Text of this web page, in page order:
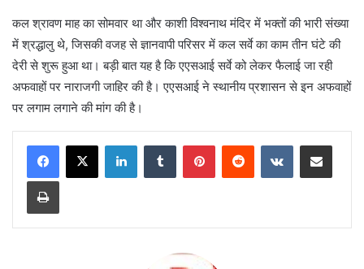
कल श्रावण माह का सोमवार था और काशी विश्वनाथ मंदिर में भक्तों की भारी संख्या
में श्रद्धालु थे, जिसकी वजह से ज्ञानवापी परिसर में कल सर्वे का काम तीन घंटे की
देरी से शुरू हुआ था। बड़ी बात यह है कि एएसआई सर्वे को लेकर फैलाई जा रही
अफवाहों पर नाराजगी जाहिर की है। एएसआई ने स्थानीय प्रशासन से इन अफवाहों
पर लगाम लगाने की मांग की है।
LinkedInTumblr PinterestReddit VKontakteShare via Email
Print